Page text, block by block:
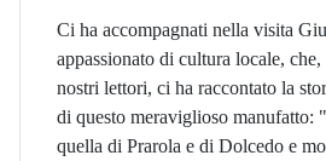
Ci ha accompagnati nella visita
appassionato di cultura locale,
nostri lettori, ci ha raccontato la
di questo meraviglioso manufatto:
quella di Prarola e di Dolcedo e